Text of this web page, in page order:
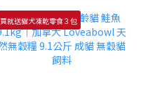
買就送貓犬凍乾零食３包